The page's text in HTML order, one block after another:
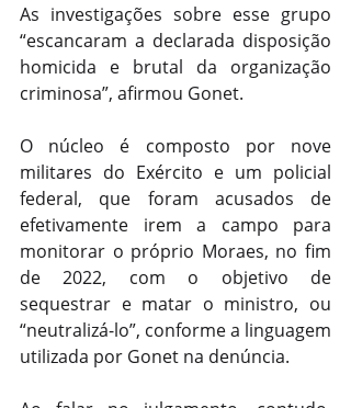
As investigações sobre esse grupo
“escancaram a declarada disposição
homicida e brutal da organização
criminosa”, afirmou Gonet.
O núcleo é composto por nove
militares do Exército e um policial
federal, que foram acusados de
efetivamente irem a campo para
monitorar o próprio Moraes, no fim
de 2022, com o objetivo de
sequestrar e matar o ministro, ou
“neutralizá-lo”, conforme a linguagem
utilizada por Gonet na denúncia.